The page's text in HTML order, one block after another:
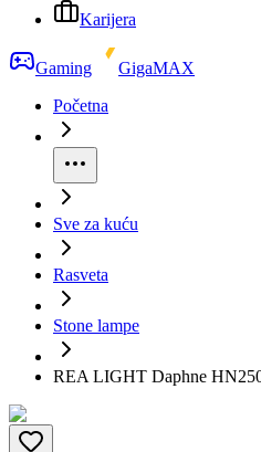
Karijera
Gaming
GigaMAX
Početna
Sve za kuću
Rasveta
Stone lampe
REA LIGHT Daphne